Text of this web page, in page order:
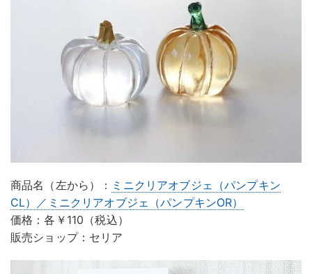
商品名（左から）： ミニクリアオブジェ（パンプキン
CL）／ミニクリアオブジェ（パンプキンOR）
価格：各￥110（税込）
販売ショップ：セリア